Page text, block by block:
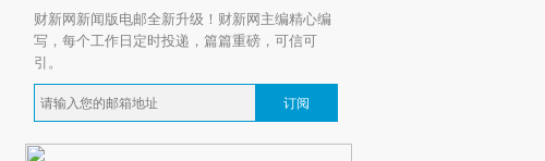
财新网新闻版电邮全新升级！财新网主编精心编
写，每个工作日定时投递，篇篇重磅，可信可
引。
订阅